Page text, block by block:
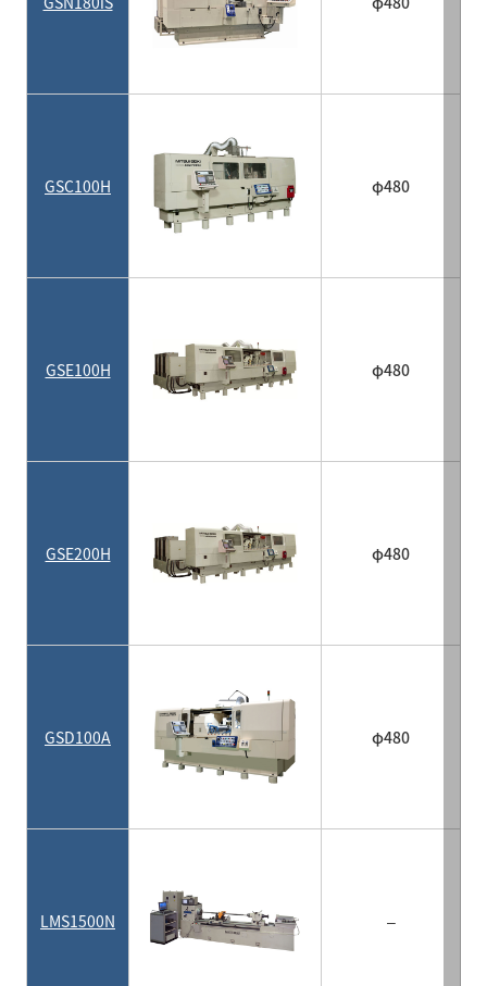
GSC100H φ480
GSE100H φ480
GSE200H φ480
GSD100A φ480
LMS1500N –